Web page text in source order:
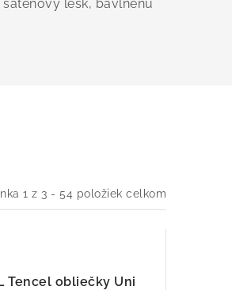
lesk, bavlnenú
1 z 3 - 54 položiek celkom
Tencel obliečky Uni